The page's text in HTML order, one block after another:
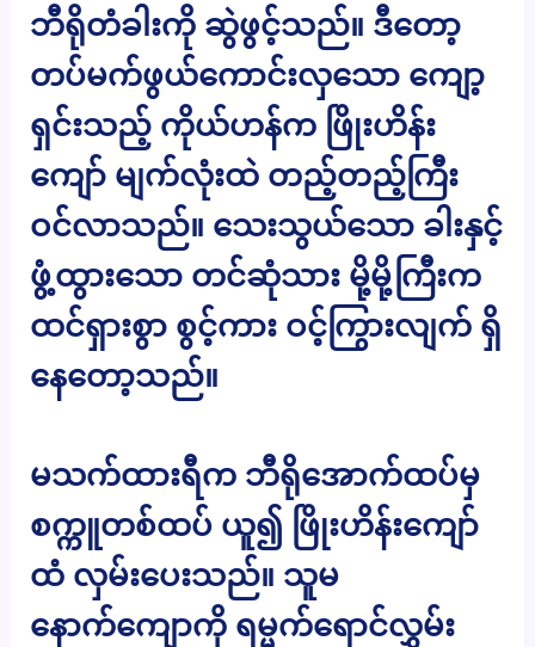
ဘီရိုတံခါးကို ဆွဲဖွင့်သည်။ ဒီတော့
တပ်မက်ဖွယ်ကောင်းလှသော ကျော့
ရှင်းသည့် ကိုယ်ဟန်က ဖြိုးဟိန်း
ကျော် မျက်လုံးထဲ တည့်တည့်ကြီး
ဝင်လာသည်။ သေးသွယ်သော ခါးနှင့်
ဖွံ့ထွားသော တင်ဆုံသား မို့မို့ကြီးက
ထင်ရှားစွာ စွင့်ကား ဝင့်ကြွားလျက် ရှိ
နေတော့သည်။
မသက်ထားရီက ဘီရိုအောက်ထပ်မှ
စက္ကူတစ်ထပ် ယူ၍ ဖြိုးဟိန်းကျော်
ထံ လှမ်းပေးသည်။ သူမ
နောက်ကျောကို ရမ္မက်ရောင်လွှမ်း